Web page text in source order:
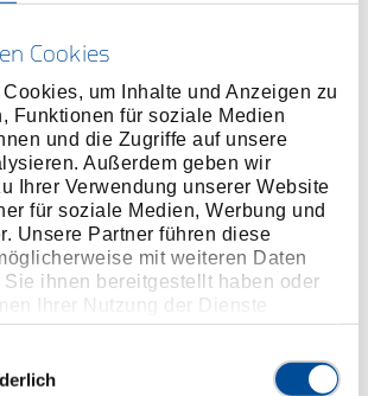
Cookies
um Inhalte und Anzeigen zu
Funktionen für soziale Medien
und die Zugriffe auf unsere
Außerdem geben wir
Ihrer Verwendung unserer Website
für soziale Medien, Werbung und
Unsere Partner führen diese
mit weiteren Daten
Sie ihnen bereitgestellt haben oder
Ihrer Nutzung der Dienste
Unsere vollständige
EAN4010886980996
harte Schraubfälle
werden sanft abgefedert und so
erhöht
von 1/4" Steckschlüsseleinsätzen